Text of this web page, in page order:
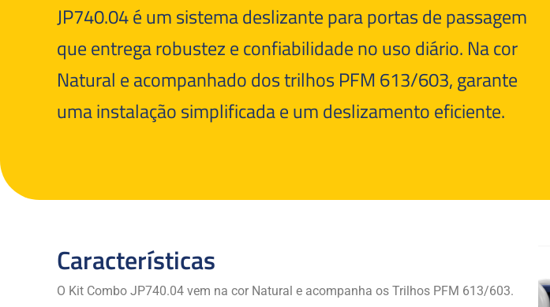
JP740.04 é um sistema deslizante para portas de passagem
que entrega robustez e confiabilidade no uso diário. Na cor
Natural e acompanhado dos trilhos PFM 613/603, garante
uma instalação simplificada e um deslizamento eficiente.
Características
O Kit Combo JP740.04 vem na cor Natural e acompanha os Trilhos PFM 613/603.